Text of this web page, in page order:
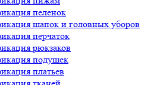
пеленок
шапок и головных уборов
перчаток
рюкзаков
подушек
платьев